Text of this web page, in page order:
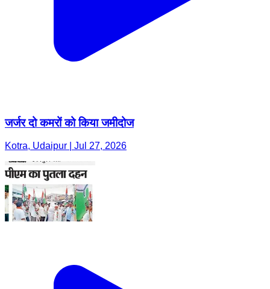
जर्जर दो कमरों को किया जमीदोज
Kotra, Udaipur | Jul 27, 2026